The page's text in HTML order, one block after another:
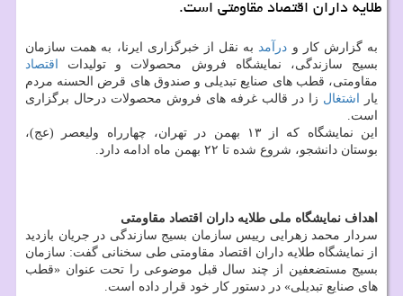
طلایه داران اقتصاد مقاومتی است.
به گزارش کار و درآمدبه نقل از خبرگزاری ایرنا، به همت سازمان
بسیج سازندگی، نمایشگاه فروش محصولات و تولیدات
اقتصاد
مقاومتی، قطب های صنایع تبدیلی و صندوق های قرض الحسنه مردم
یار
اشتغال زا در قالب غرفه های فروش محصولات درحال برگزاری
است.
این نمایشگاه که از ۱۳ بهمن در تهران، چهارراه ولیعصر (عج)،
بوستان دانشجو، شروع شده تا ۲۲ بهمن ماه ادامه دارد.
اهداف نمایشگاه ملی طلایه داران اقتصاد مقاومتی
سردار محمد زهرایی رییس سازمان بسیج سازندگی در جریان بازدید
از نمایشگاه طلایه داران اقتصاد مقاومتی طی سخنانی گفت: سازمان
بسیج مستضعفین از چند سال قبل موضوعی را تحت عنوان «قطب
های صنایع تبدیلی» در دستور کار خود قرار داده است.